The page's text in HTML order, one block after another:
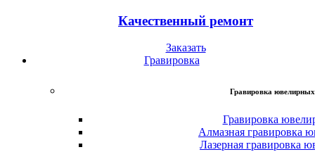
Качественный ремонт
Заказать
Гравировка
Гравировка ювелирных
Гравировка
Алмазная гравировка
Лазерная гравировка